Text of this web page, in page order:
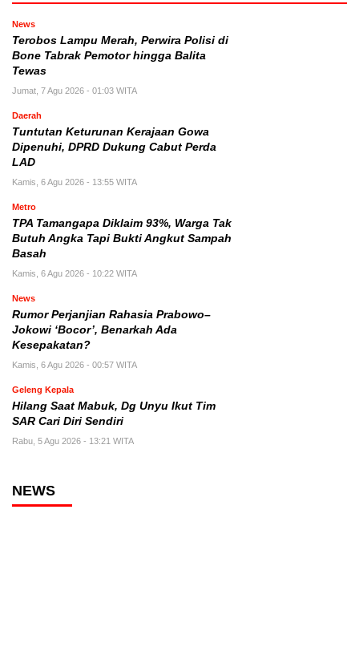
News
Terobos Lampu Merah, Perwira Polisi di
Bone Tabrak Pemotor hingga Balita
Tewas
Jumat, 7 Agu 2026 - 01:03 WITA
Daerah
Tuntutan Keturunan Kerajaan Gowa
Dipenuhi, DPRD Dukung Cabut Perda
LAD
Kamis, 6 Agu 2026 - 13:55 WITA
Metro
TPA Tamangapa Diklaim 93%, Warga Tak
Butuh Angka Tapi Bukti Angkut Sampah
Basah
Kamis, 6 Agu 2026 - 10:22 WITA
News
Rumor Perjanjian Rahasia Prabowo–
Jokowi ‘Bocor’, Benarkah Ada
Kesepakatan?
Kamis, 6 Agu 2026 - 00:57 WITA
Geleng Kepala
Hilang Saat Mabuk, Dg Unyu Ikut Tim
SAR Cari Diri Sendiri
Rabu, 5 Agu 2026 - 13:21 WITA
NEWS